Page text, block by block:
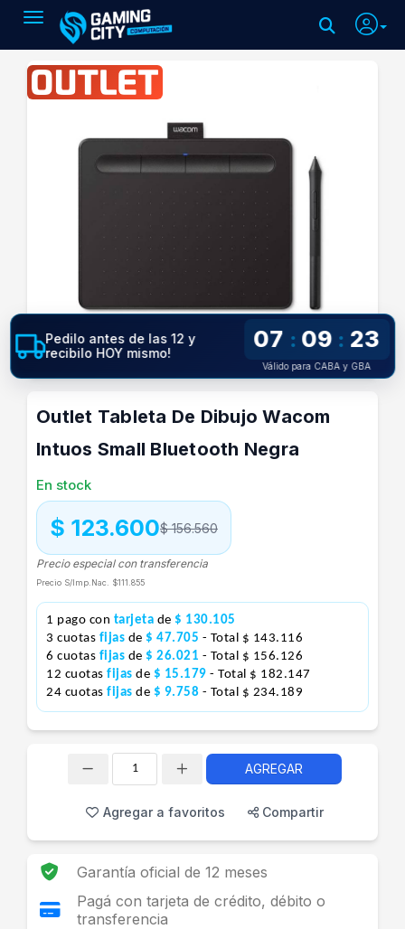
Toggle navigation
Outlet Tableta De Dibujo Wacom
Intuos Small Bluetooth Negra
En stock
$ 156.560
$ 123.600
Precio especial con transferencia
Precio S/Imp.Nac. $111.855
1 pago con tarjeta de $ 130.105
3 cuotas fijas de $ 47.705 - Total $ 143.116
6 cuotas fijas de $ 26.021 - Total $ 156.126
12 cuotas fijas de $ 15.179 - Total $ 182.147
24 cuotas fijas de $ 9.758 - Total $ 234.189
Pedilo antes de las 12 y
recibilo HOY mismo!
07 : 09 : 22
Válido para CABA y GBA
AGREGAR
Agregar a favoritos Compartir
Garantía oficial de 12 meses
Pagá con tarjeta de crédito, débito o
transferencia